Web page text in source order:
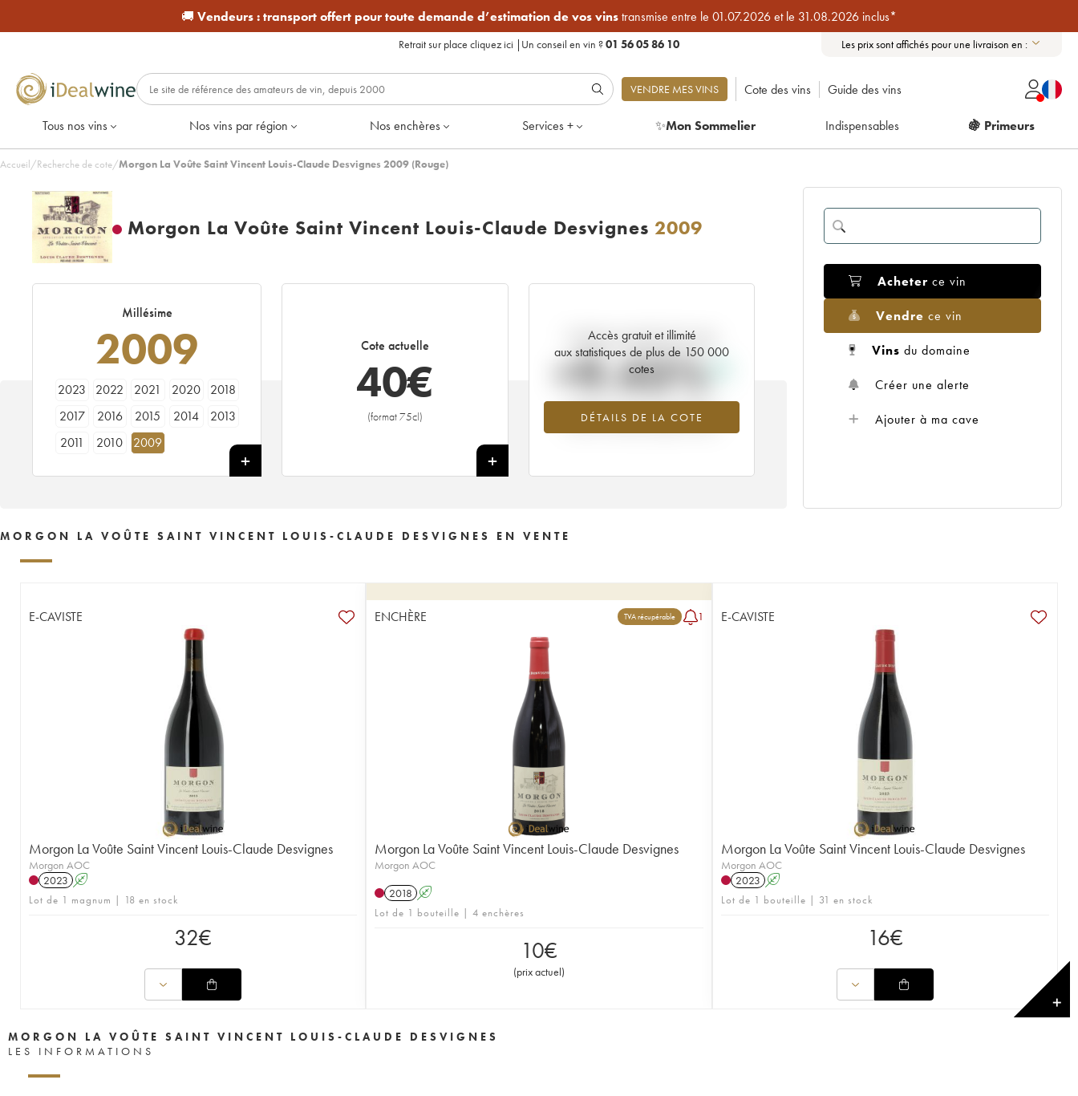
🚚 Vendeurs :transport offert pour toute demande d’estimation de vos vinstransmise entre le 01.07.2026 et le 31.08.2026 inclus*
Retrait sur place cliquez ici | Un conseil en vin ?01 56 05 86 10 Les prix sont affichés pour une livraison en :
VENDRE MES VINS Cote des vins Guide des vins
Tous nos vins Nos vins par région Nos enchères Services + ✨Mon Sommelier Indispensables 🍇 Primeurs
Accueil/Recherche de cote/Morgon La Voûte Saint Vincent Louis-Claude Desvignes 2009 (Rouge)
Morgon La Voûte Saint Vincent Louis-Claude Desvignes 2009
Millésime
2009
2023 2022 2021 2020
2018
2017
2016 2015 2014
2013
2011
2010 2009
Cote actuelle
40€
(format 75cl)
+
Accès gratuit et illimité
aux statistiques de plus de 150 000
cotes
DÉTAILS DE LA COTE
Tendance actuelle de la cote
+9.43%
Tendance à la hausse du millésime
2009 en 2026 par rapport à 2025
Acheter ce vin
Vendre ce vin
Vins du domaine
Créer une alerte
Ajouter à ma cave
MORGON LA VOÛTE SAINT VINCENT LOUIS-CLAUDE DESVIGNES EN VENTE
E-CAVISTE
Morgon La Voûte Saint Vincent Louis-Claude Desvignes
Morgon AOC
2023 A
Lot de 1 magnum | 18 en stock
32€
ENCHÈRE TVA récupérable 1
Morgon La Voûte Saint Vincent Louis-Claude Desvignes
Morgon AOC
2018 A
Lot de 1 bouteille | 4 enchères
10€
(prix actuel)
E-CAVISTE
Morgon La Voûte Saint Vincent Louis-Claude Desvignes
Morgon AOC
2023 A
Lot de 1 bouteille | 31 en stock
16€
✕
MORGON LA VOÛTE SAINT VINCENT LOUIS-CLAUDE DESVIGNES
LES INFORMATIONS